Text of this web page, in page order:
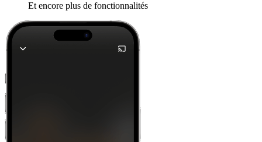
Et encore plus de fonctionnalités